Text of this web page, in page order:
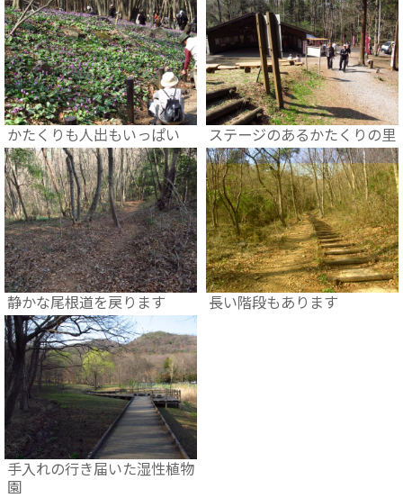
かたくりも人出もいっぱい ステージのあるかたくりの里
静かな尾根道を戻ります 長い階段もあります
手入れの行き届いた湿性植物
園